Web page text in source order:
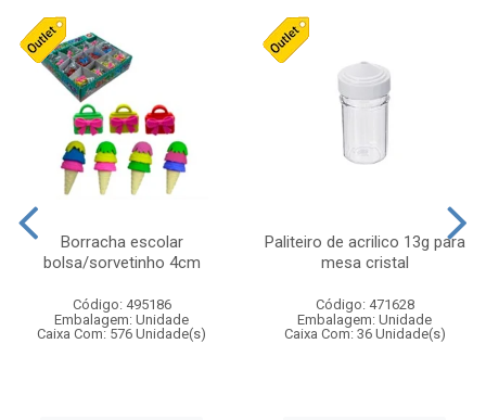
Borracha escolar
bolsa/sorvetinho 4cm
Código: 495186
Embalagem: Unidade
Caixa Com: 576 Unidade(s)
Paliteiro de acrilico 13g para
mesa cristal
Código: 471628
Embalagem: Unidade
Caixa Com: 36 Unidade(s)